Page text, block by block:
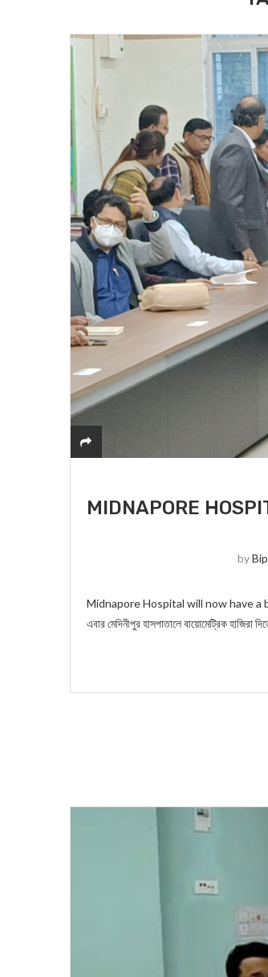
MIDNAPORE HOSPITAL
by
Midnapore Hospital will now have a
এবার মেদিনীপুর হাসপাতালে বায়োমেট্রিক হাজিরা